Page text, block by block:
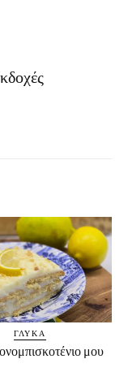
ΓΛΥΚΆ
μου